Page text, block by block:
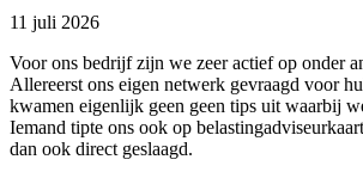
11 juli 2026
Voor ons bedrijf zijn we zeer actief op onder
Allereerst ons eigen netwerk gevraagd voor
kwamen eigenlijk geen geen tips uit waarbij
Iemand tipte ons ook op
dan ook direct geslaagd.